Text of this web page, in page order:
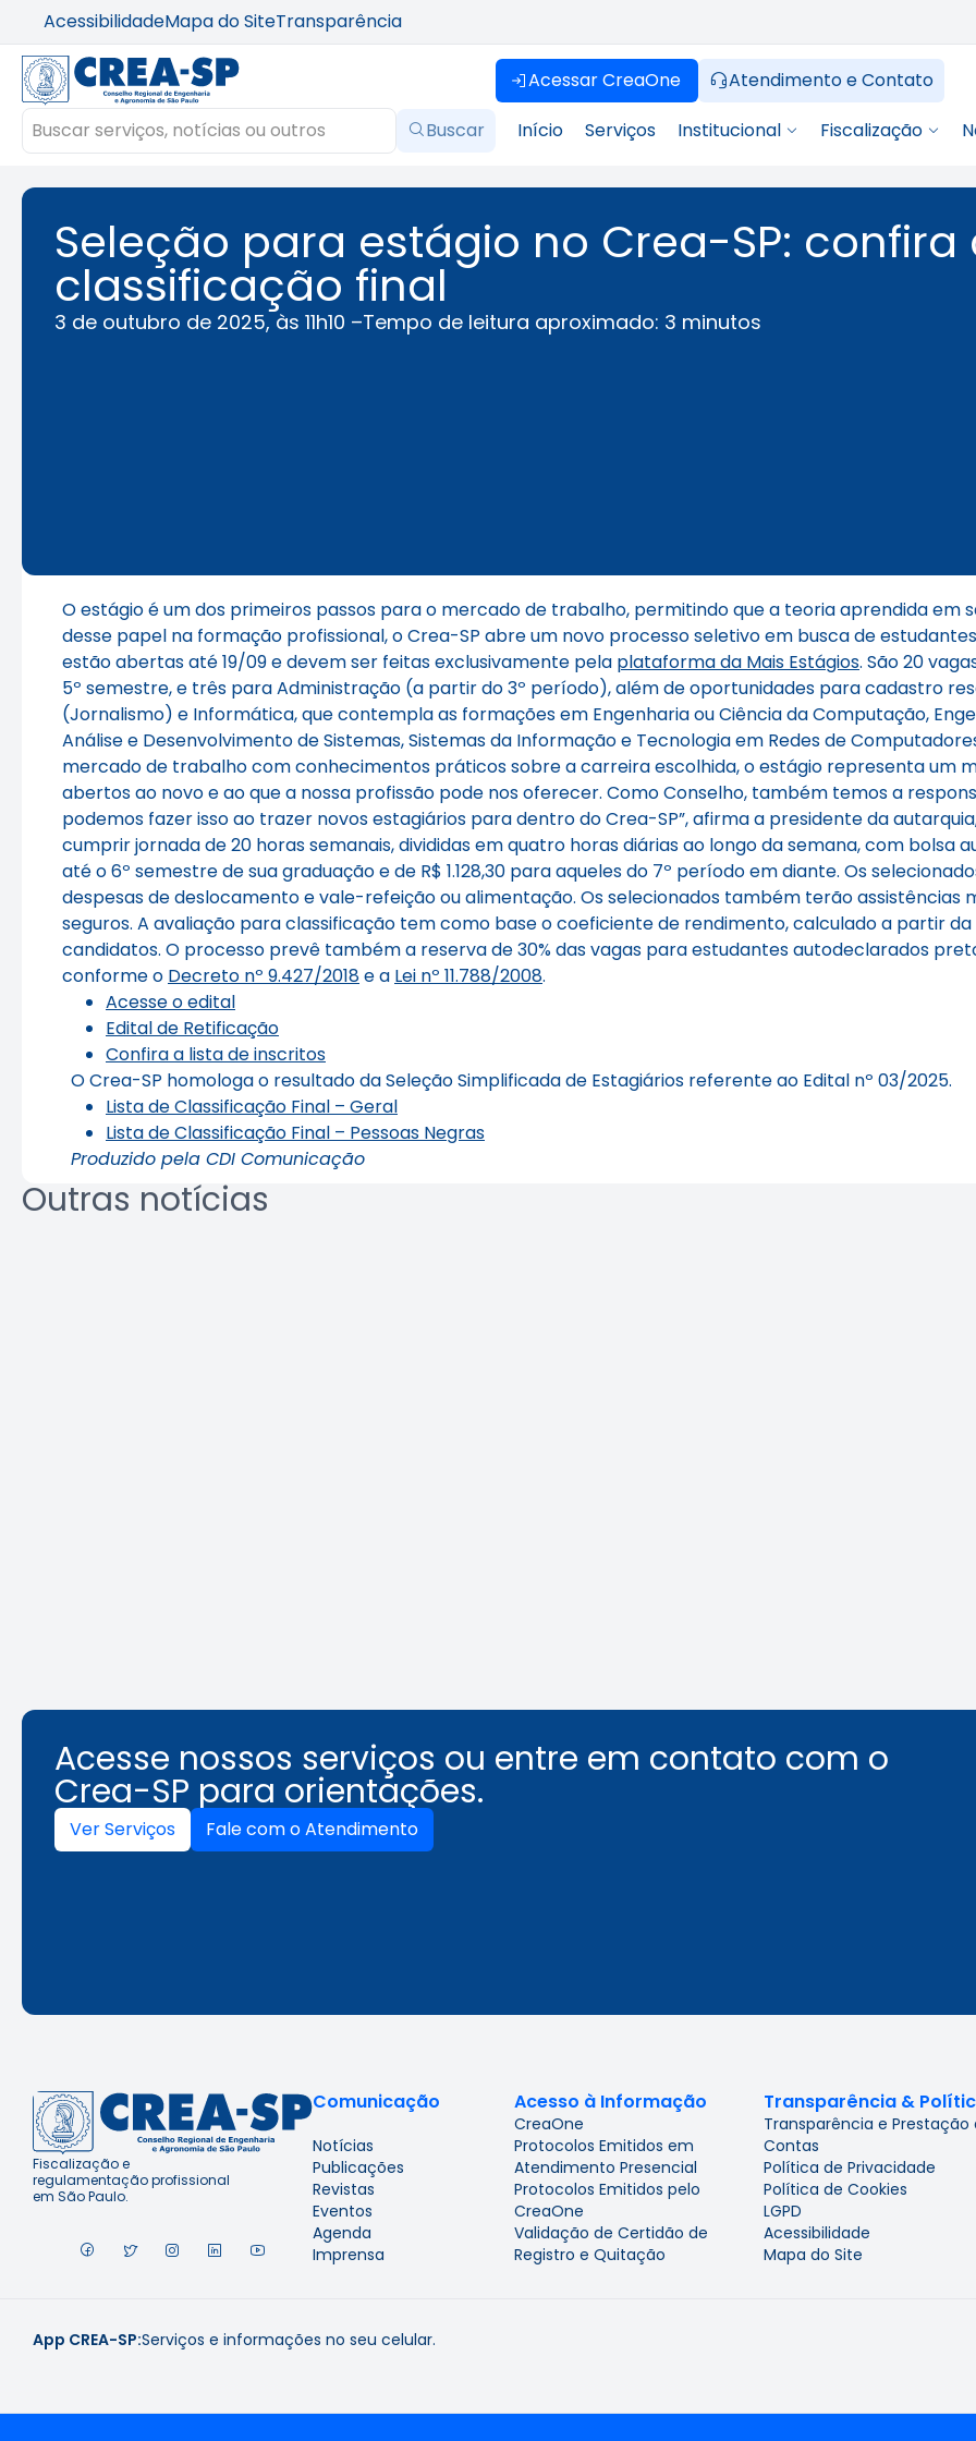
AcessibilidadeMapa do SiteTransparência
Acessar CreaOne
Atendimento e Contato
Buscar
Início Serviços Institucional Fiscalização
Seleção para estágio no Crea-SP: confira
classificação final
3 de outubro de 2025, às 11h10 –Tempo de leitura aproximado: 3 minutos
O estágio é um dos primeiros passos para o mercado de trabalho, permitindo que a teoria aprendida em
desse papel na formação profissional, o Crea-SP abre um novo processo seletivo em busca de
estão abertas até 19/09 e devem ser feitas exclusivamente pela plataforma da Mais Estágios. São 20
5º semestre, e três para Administração (a partir do 3º período), além de oportunidades para cadastro
(Jornalismo) e Informática, que contempla as formações em Engenharia ou Ciência da Computação,
Análise e Desenvolvimento de Sistemas, Sistemas da Informação e Tecnologia em Redes de
mercado de trabalho com conhecimentos práticos sobre a carreira escolhida, o estágio representa um
abertos ao novo e ao que a nossa profissão pode nos oferecer. Como Conselho, também temos a
podemos fazer isso ao trazer novos estagiários para dentro do Crea-SP”, afirma a presidente da
cumprir jornada de 20 horas semanais, divididas em quatro horas diárias ao longo da semana, com bolsa
até o 6º semestre de sua graduação e de R$ 1.128,30 para aqueles do 7º período em diante. Os
despesas de deslocamento e vale-refeição ou alimentação. Os selecionados também terão assistências
seguros. A avaliação para classificação tem como base o coeficiente de rendimento, calculado a partir
candidatos. O processo prevê também a reserva de 30% das vagas para estudantes autodeclarados
conforme o Decreto nº 9.427/2018e a Lei nº 11.788/2008.
Acesse o edital
Edital de Retificação
Confira a lista de inscritos
O Crea-SP homologa o resultado da Seleção Simplificada de Estagiários referente ao Edital nº 03/2025.
Lista de Classificação Final – Geral
Lista de Classificação Final – Pessoas Negras
Produzido pela CDI Comunicação
Outras notícias
Acesse nossos serviços ou entre em contato com o
Crea-SP para orientações.
Ver Serviços Fale com o Atendimento
Fiscalização e
regulamentação profissional
em São Paulo.
Comunicação
Notícias
Publicações
Revistas
Eventos
Agenda
Imprensa
Acesso à Informação
CreaOne
Protocolos Emitidos em
Atendimento Presencial
Protocolos Emitidos pelo
CreaOne
Validação de Certidão de
Registro e Quitação
Transparência &
Transparência e Prestação
Contas
Política de Privacidade
Política de Cookies
LGPD
Acessibilidade
Mapa do Site
App CREA-SP:Serviços e informações no seu celular.